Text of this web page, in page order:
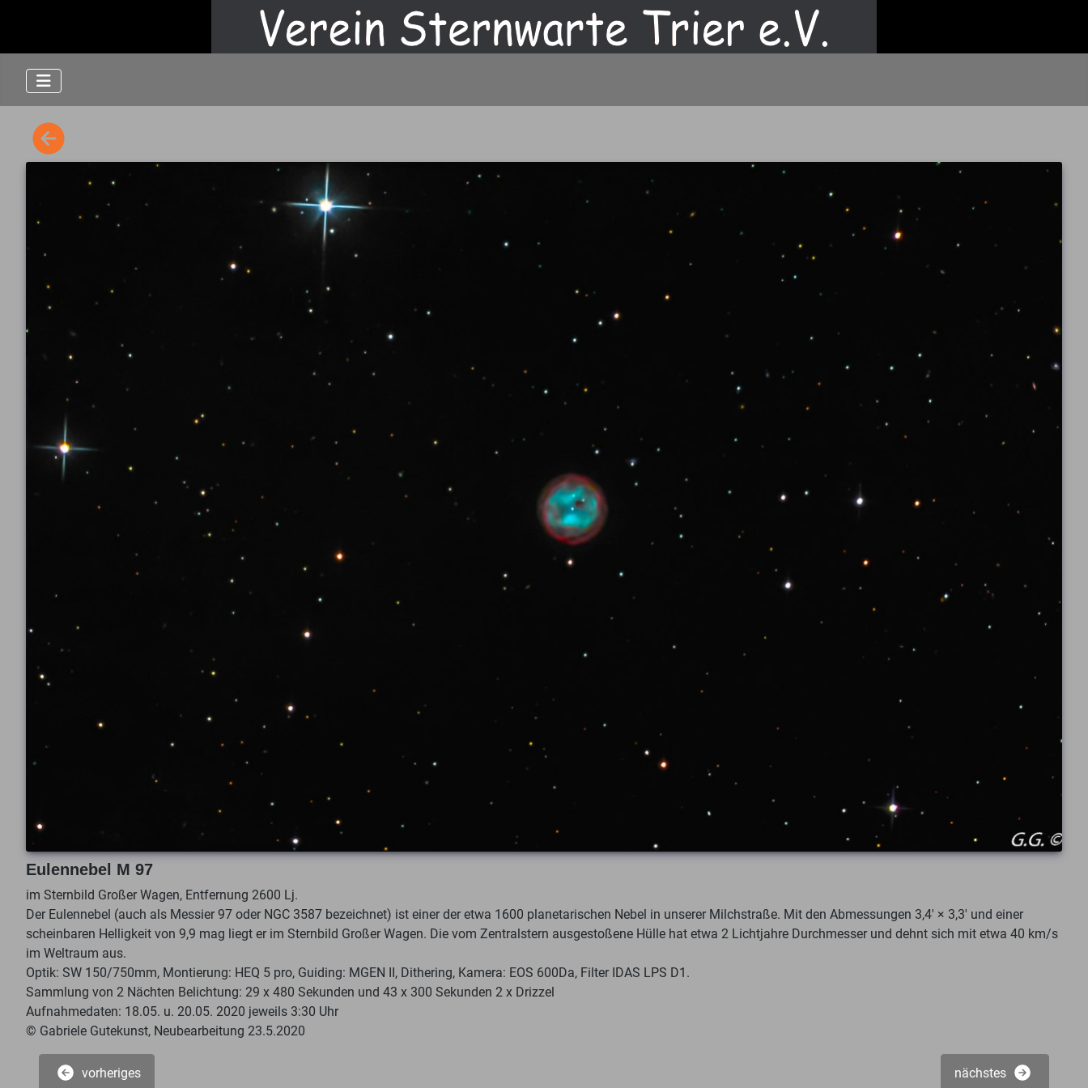
Eulennebel M 97
im Sternbild Großer Wagen, Entfernung 2600 Lj.
Der Eulennebel (auch als Messier 97 oder NGC 3587 bezeichnet) ist einer der etwa 1600 planetarischen Nebel in unserer Milchstraße. Mit den Abmessungen 3,4′ × 3,3′ und einer
scheinbaren Helligkeit von 9,9 mag liegt er im Sternbild Großer Wagen. Die vom Zentralstern ausgestoßene Hülle hat etwa 2 Lichtjahre Durchmesser und dehnt sich mit etwa 40 km/s
im Weltraum aus.
Optik: SW 150/750mm, Montierung: HEQ 5 pro, Guiding: MGEN II, Dithering, Kamera: EOS 600Da, Filter IDAS LPS D1.
Sammlung von 2 Nächten Belichtung: 29 x 480 Sekunden und 43 x 300 Sekunden 2 x Drizzel
Aufnahmedaten: 18.05. u. 20.05. 2020 jeweils 3:30 Uhr
© Gabriele Gutekunst, Neubearbeitung 23.5.2020
vorheriges nächstes